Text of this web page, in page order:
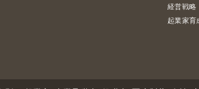
経営戦略
起業家育